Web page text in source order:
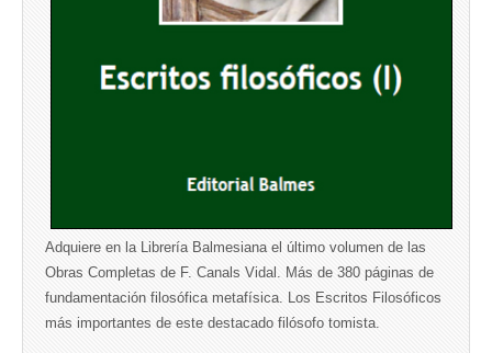
Adquiere en la Librería Balmesiana el último volumen de las
Obras Completas de F. Canals Vidal. Más de 380 páginas de
fundamentación filosófica metafísica. Los Escritos Filosóficos
más importantes de este destacado filósofo tomista.